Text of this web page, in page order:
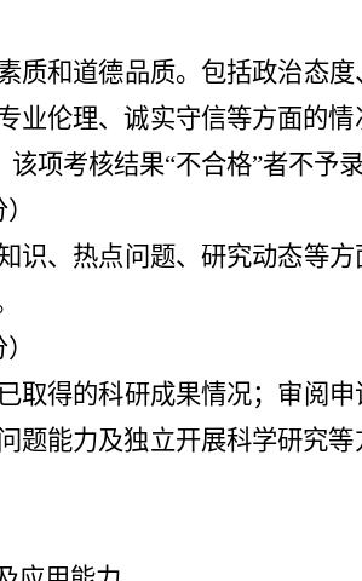
质和道德品质。包括政治态
业伦理、诚实守信等方面的
项考核结果“不合格”者不予录
识、热点问题、研究动态等
取得的科研成果情况；审阅
题能力及独立开展科学研究